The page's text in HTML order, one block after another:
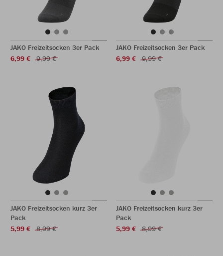
JAKO Freizeitsocken 3er Pack
6,99 €
9,99 €
JAKO Freizeitsocken 3er Pack
6,99 €
9,99 €
JAKO Freizeitsocken kurz 3er
Pack
5,99 €
8,99 €
JAKO Freizeitsocken kurz 3er
Pack
5,99 €
8,99 €